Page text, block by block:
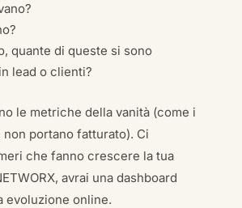
quante di queste si sono
lead o clienti?
le metriche della vanità (come i
non portano fatturato). Ci
che fanno crescere la tua
avrai una dashboard
evoluzione online.